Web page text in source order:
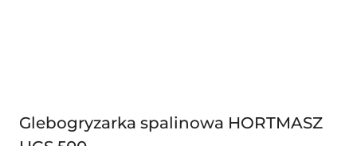
Glebogryzarka spalinowa HORTMASZ